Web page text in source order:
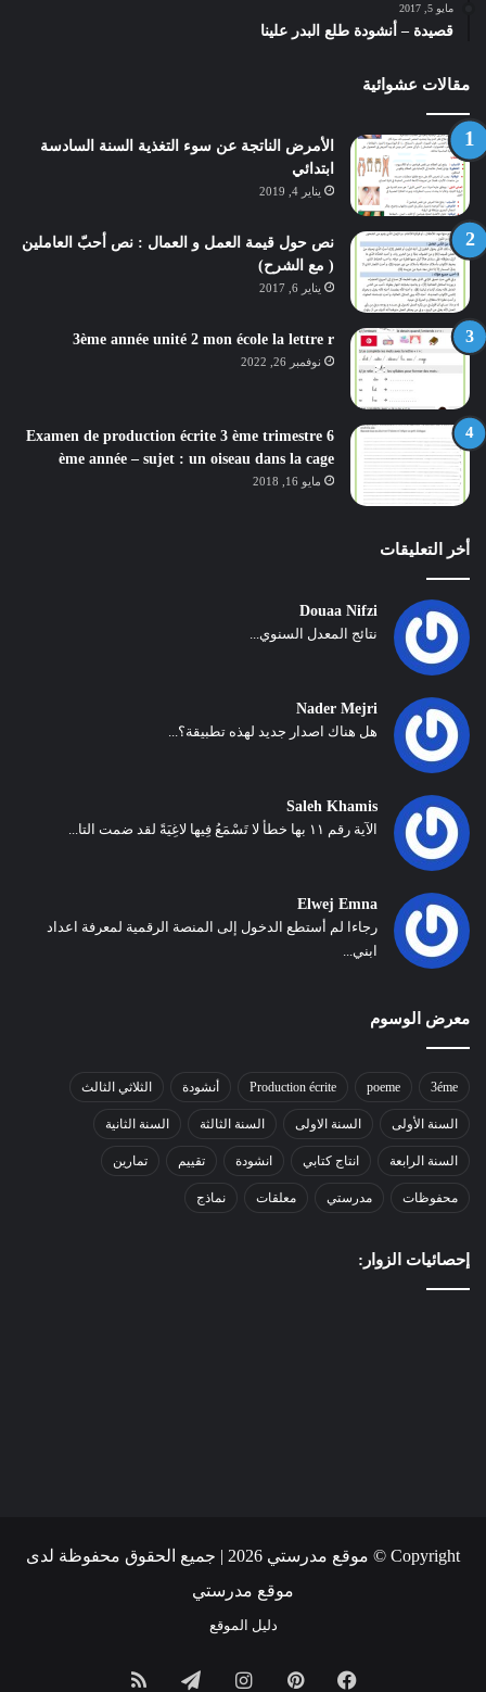
مايو 5, 2017
قصيدة – أنشودة طلع البدر علينا
مقالات عشوائية
الأمرض الناتجة عن سوء التغذية السنة السادسة
ابتدائي
يناير 4, 2019
نص حول قيمة العمل و العمال : نص أحبّ العاملين
( مع الشرح)
يناير 6, 2017
3ème année unité 2 mon école la lettre r
نوفمبر 26, 2022
Examen de production écrite 3 ème trimestre 6
ème année – sujet : un oiseau dans la cage
مايو 16, 2018
أخر التعليقات
Douaa Nifzi
نتائج المعدل السنوي...
Nader Mejri
هل هناك اصدار جديد لهذه تطبيقة؟...
Saleh Khamis
الآية رقم ١١ بها خطأ لا تَسْمَعُ فِيها لاغِيَةً لقد ضمت التا...
Elwej Emna
رجاءا لم أستطع الدخول إلى المنصة الرقمية لمعرفة اعداد
ابني...
معرض الوسوم
3éme
poeme
Production écrite أنشودة الثلاثي الثالث
السنة الأولى السنة الاولى السنة الثالثة السنة الثانية
السنة الرابعة انتاج كتابي انشودة تقييم تمارين
محفوظات مدرستي معلقات نماذج
إحصائيات الزوار:
Copyright © موقع مدرستي 2026 | جميع الحقوق محفوظة لدى
موقع مدرستي
دليل الموقع
فيسبوك بينتيريستانستقرامتيلقرام